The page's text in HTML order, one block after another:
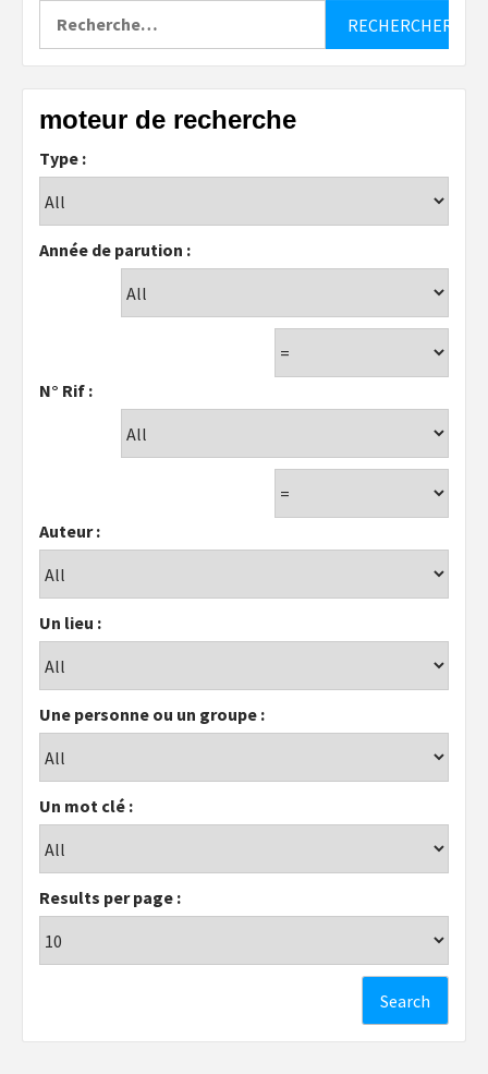
moteur de recherche
Type :
Année de parution :
N° Rif :
Auteur :
Un lieu :
Une personne ou un groupe :
Un mot clé :
Results per page :